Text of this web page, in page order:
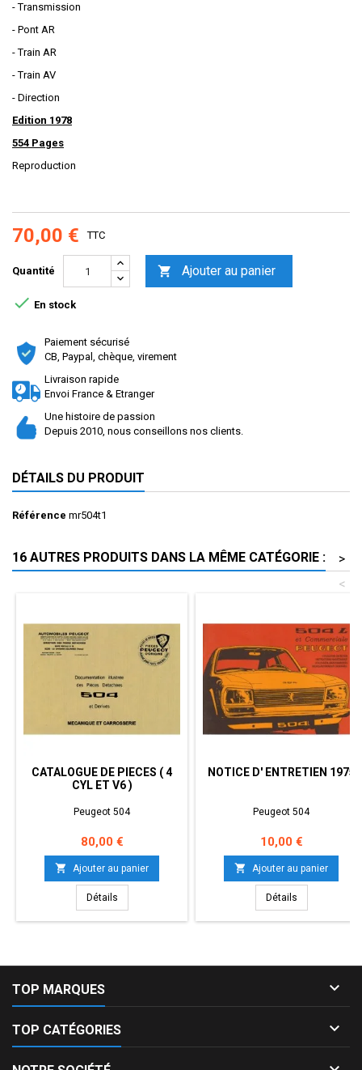
- Transmission
- Pont AR
- Train AR
- Train AV
- Direction
Edition 1978
554 Pages
Reproduction
70,00 € TTC
Quantité  Ajouter au panier
 En stock
Paiement sécurisé
CB, Paypal, chèque, virement
Livraison rapide
Envoi France & Etranger
Une histoire de passion
Depuis 2010, nous conseillons nos clients.
DÉTAILS DU PRODUIT
Référence mr504t1
16 AUTRES PRODUITS DANS LA MÊME CATÉGORIE :
>
<
CATALOGUE DE PIECES ( 4
CYL ET V6 )
Peugeot 504
Prix
80,00 €
 Ajouter au panier
Détails
NOTICE D' ENTRETIEN 1975
Peugeot 504
Prix
10,00 €
 Ajouter au panier
Détails
TOP MARQUES 
TOP CATÉGORIES 